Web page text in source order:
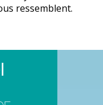
ressemblent.